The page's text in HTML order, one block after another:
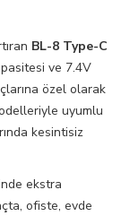
BL-8 Type-C
ve 7.4V
özel olarak
uyumlu
kesintisiz
ekstra
ofiste, evde